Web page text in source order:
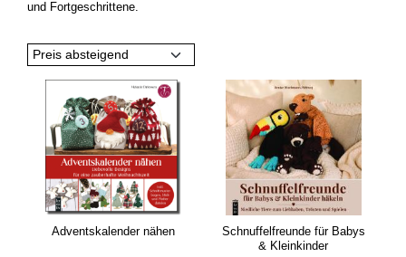
und Fortgeschrittene.
Preis absteigend
Adventskalender nähen
Schnuffelfreunde für Babys
& Kleinkinder